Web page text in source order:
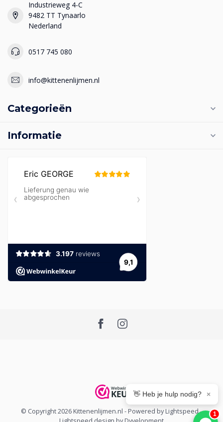
Industrieweg 4-C
9482 TT Tynaarlo
Nederland
0517 745 080
info@kittenenlijmen.nl
Categorieën
Informatie
© Copyright 2026 Kittenenlijmen.nl - Powered byLightspeed-
👋 Heb je hulp nodig? ×
1